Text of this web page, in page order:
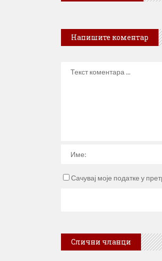
Напишите коментар
Сачувај моје податке у
Слични чланци